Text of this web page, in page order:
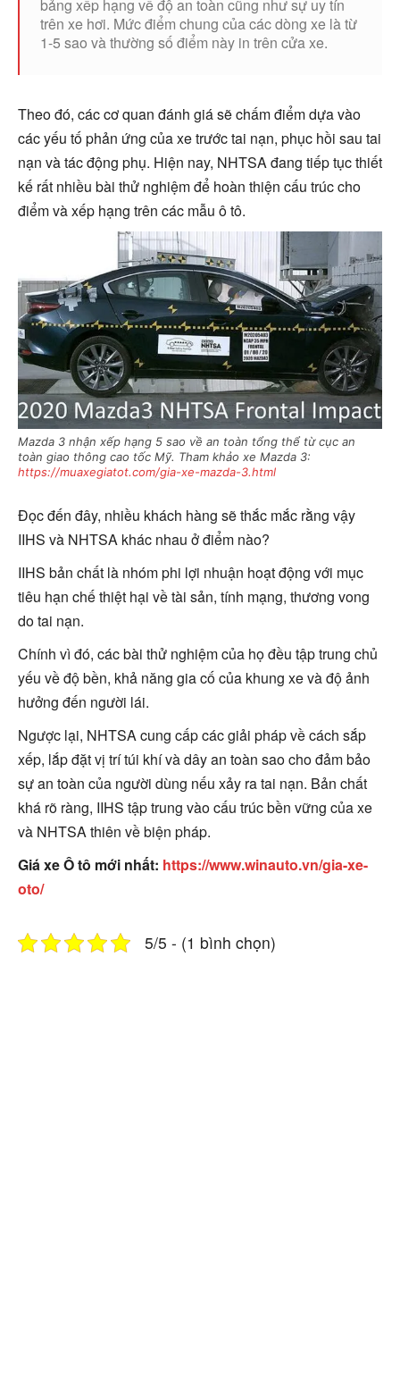
bảng xếp hạng về độ an toàn cũng như sự uy tín
trên xe hơi. Mức điểm chung của các dòng xe là từ
1-5 sao và thường số điểm này in trên cửa xe.
Theo đó, các cơ quan đánh giá sẽ chấm điểm dựa vào
các yếu tố phản ứng của xe trước tai nạn, phục hồi sau tai
nạn và tác động phụ. Hiện nay, NHTSA đang tiếp tục thiết
kế rất nhiều bài thử nghiệm để hoàn thiện cấu trúc cho
điểm và xếp hạng trên các mẫu ô tô.
Mazda 3 nhận xếp hạng 5 sao về an toàn tổng thể từ cục an
toàn giao thông cao tốc Mỹ. Tham khảo xe Mazda 3:
https://muaxegiatot.com/gia-xe-mazda-3.html
Đọc đến đây, nhiều khách hàng sẽ thắc mắc rằng vậy
IIHS và NHTSA khác nhau ở điểm nào?
IIHS bản chất là nhóm phi lợi nhuận hoạt động với mục
tiêu hạn chế thiệt hại về tài sản, tính mạng, thương vong
do tai nạn.
Chính vì đó, các bài thử nghiệm của họ đều tập trung chủ
yếu về độ bền, khả năng gia cố của khung xe và độ ảnh
hưởng đến người lái.
Ngược lại, NHTSA cung cấp các giải pháp về cách sắp
xếp, lắp đặt vị trí túi khí và dây an toàn sao cho đảm bảo
sự an toàn của người dùng nếu xảy ra tai nạn. Bản chất
khá rõ ràng, IIHS tập trung vào cấu trúc bền vững của xe
và NHTSA thiên về biện pháp.
Giá xe Ô tô mới nhất: https://www.winauto.vn/gia-xe-
oto/
5/5 - (1 bình chọn)